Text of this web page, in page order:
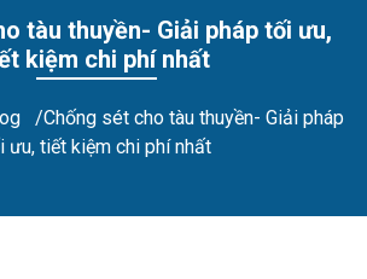
tàu thuyền- Giải pháp tối ưu,
kiệm chi phí nhất
/Chống sét cho tàu thuyền- Giải pháp
ưu, tiết kiệm chi phí nhất